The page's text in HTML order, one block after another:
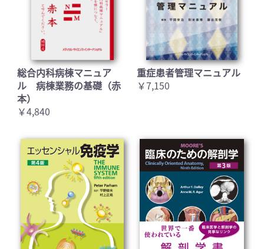
総合内科病棟マニュア
ル 病棟業務の基礎（赤
本）
￥4,840
重症患者管理マニュアル
￥7,150